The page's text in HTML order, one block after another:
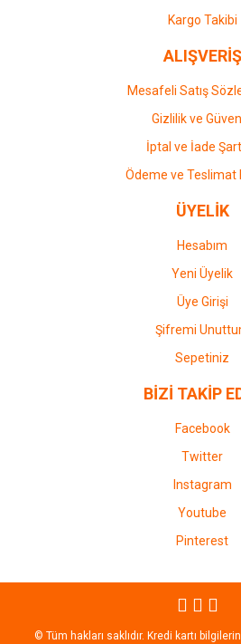
Gönder
Kargo Takibi
ALIŞVERİŞ
Mesafeli Satış
Gizlilik ve
İptal ve İade
Ödeme ve Teslimat
ÜYELİK
Hesabım
Yeni Üyelik
Üye Girişi
Şifremi
Sepetiniz
BİZİ TAKİP
Facebook
Twitter
Instagram
Youtube
Pinterest
© Tüm hakları saklıdır. Kredi kartı